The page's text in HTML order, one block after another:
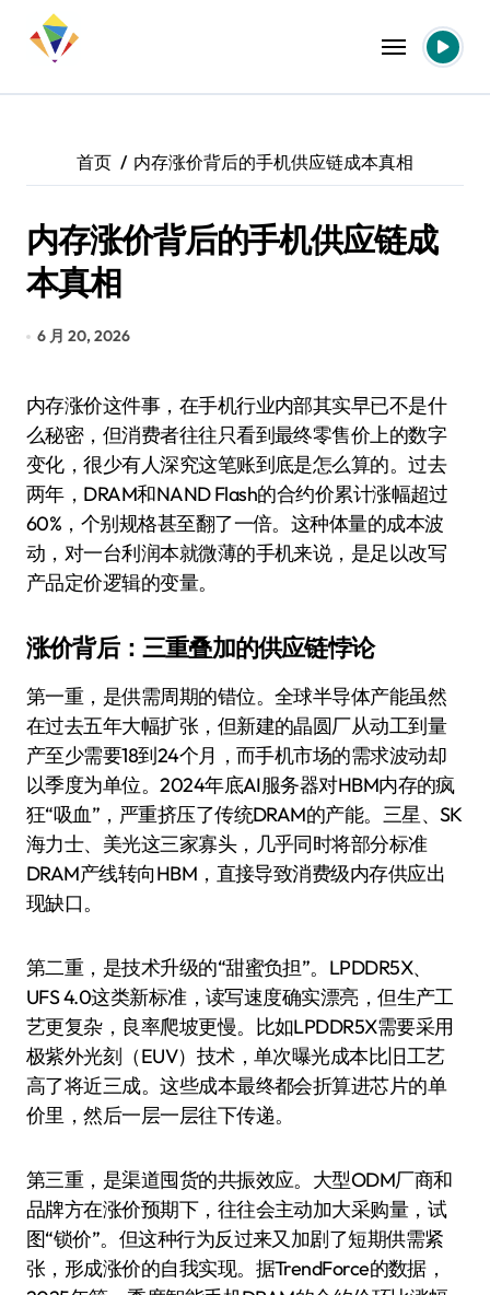
首页 内存涨价背后的手机供应链成本真相
内存涨价背后的手机供应链成
本真相
6 月 20, 2026
内存涨价这件事，在手机行业内部其实早已不是什
么秘密，但消费者往往只看到最终零售价上的数字
变化，很少有人深究这笔账到底是怎么算的。过去
两年，DRAM和NAND Flash的合约价累计涨幅超过
60%，个别规格甚至翻了一倍。这种体量的成本波
动，对一台利润本就微薄的手机来说，是足以改写
产品定价逻辑的变量。
涨价背后：三重叠加的供应链悖论
第一重，是供需周期的错位。全球半导体产能虽然
在过去五年大幅扩张，但新建的晶圆厂从动工到量
产至少需要18到24个月，而手机市场的需求波动却
以季度为单位。2024年底AI服务器对HBM内存的疯
狂“吸血”，严重挤压了传统DRAM的产能。三星、SK
海力士、美光这三家寡头，几乎同时将部分标准
DRAM产线转向HBM，直接导致消费级内存供应出
现缺口。
第二重，是技术升级的“甜蜜负担”。LPDDR5X、
UFS 4.0这类新标准，读写速度确实漂亮，但生产工
艺更复杂，良率爬坡更慢。比如LPDDR5X需要采用
极紫外光刻（EUV）技术，单次曝光成本比旧工艺
高了将近三成。这些成本最终都会折算进芯片的单
价里，然后一层一层往下传递。
第三重，是渠道囤货的共振效应。大型ODM厂商和
品牌方在涨价预期下，往往会主动加大采购量，试
图“锁价”。但这种行为反过来又加剧了短期供需紧
张，形成涨价的自我实现。据TrendForce的数据，